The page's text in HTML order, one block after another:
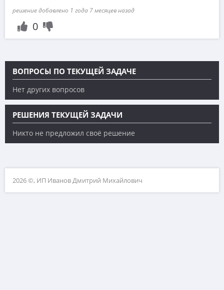
решение добавлено 1 года 7 месяцев назад
0
ВОПРОСЫ ПО ТЕКУЩЕЙ ЗАДАЧЕ
Нет других вопросов
РЕШЕНИЯ ТЕКУЩЕЙ ЗАДАЧИ
Никто не предложил своё решение
2026 ©, ИП Иванов Дмитрий Михайлович